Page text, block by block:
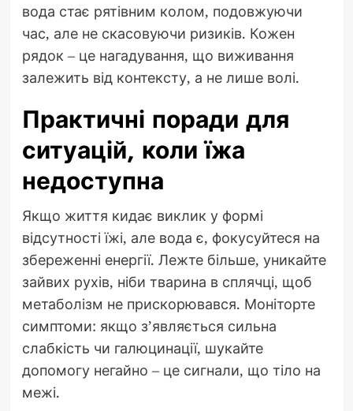
вода стає рятівним колом, подовжуючи
час, але не скасовуючи ризиків. Кожен
рядок – це нагадування, що виживання
залежить від контексту, а не лише волі.
Практичні поради для
ситуацій, коли їжа
недоступна
Якщо життя кидає виклик у формі
відсутності їжі, але вода є, фокусуйтеся на
збереженні енергії. Лежте більше, уникайте
зайвих рухів, ніби тварина в сплячці, щоб
метаболізм не прискорювався. Моніторте
симптоми: якщо з’являється сильна
слабкість чи галюцинації, шукайте
допомогу негайно – це сигнали, що тіло на
межі.